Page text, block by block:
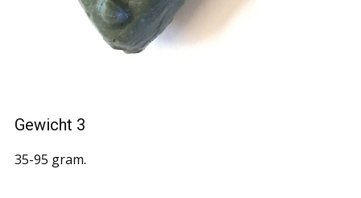
Gewicht 3
35-95 gram.